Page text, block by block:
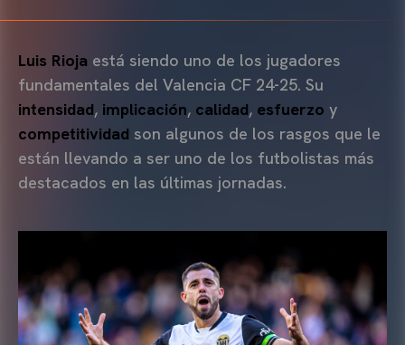
Luis Rioja está siendo uno de los jugadores
fundamentales del Valencia CF 24-25. Su
intensidad, implicación, calidad, esfuerzo y
competitividad son algunos de los rasgos que le
están llevando a ser uno de los futbolistas más
destacados en las últimas jornadas.